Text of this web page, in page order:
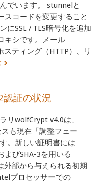
でいます。 stunnelと
コードを変更すること
にSSL / TLS暗号化を追加
キシです。メール
スティング（HTTP）、リ
証の状況
リwolfCrypt v4.0は、
も現在「調整フェー
。新しい証明書には
よびSHA-3を用いる
外部から与えられる初期
プロセッサーでの